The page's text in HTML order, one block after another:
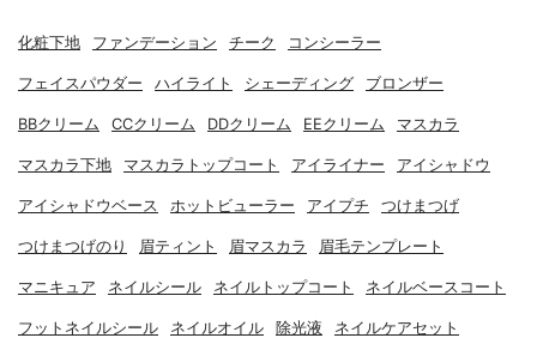
化粧下地 ファンデーション チーク コンシーラー
フェイスパウダー ハイライト シェーディング ブロンザー
BBクリーム CCクリーム DDクリーム EEクリーム マスカラ
マスカラ下地 マスカラトップコート アイライナー アイシャドウ
アイシャドウベース ホットビューラー アイプチ つけまつげ
つけまつげのり 眉ティント 眉マスカラ 眉毛テンプレート
マニキュア ネイルシール ネイルトップコート ネイルベースコート
フットネイルシール ネイルオイル 除光液 ネイルケアセット